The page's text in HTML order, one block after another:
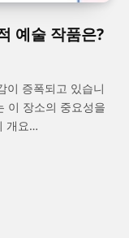
예술 작품은?
이 증폭되고 있습니
이 장소의 중요성을
개요…